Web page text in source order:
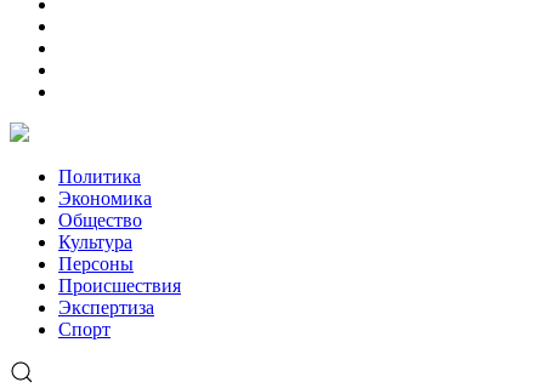
Политика
Экономика
Общество
Культура
Персоны
Происшествия
Экспертиза
Спорт